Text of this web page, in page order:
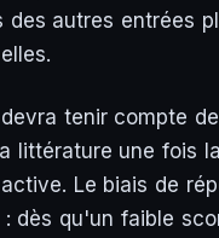
des autres entrées
tenir compte
littérature une fois
Le biais de
dès qu'un faible